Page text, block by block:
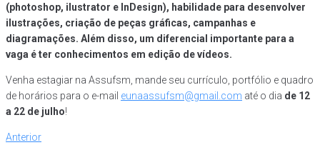
(photoshop, ilustrator e InDesign), habilidade para desenvolver
ilustrações, criação de peças gráficas, campanhas e
diagramações. Além disso, um diferencial importante para a
vaga é ter conhecimentos em edição de vídeos.
Venha estagiar na Assufsm, mande seu currículo, portfólio e quadro
de horários para o e-mail eunaassufsm@gmail.com até o dia de 12
a 22 de julho!
Anterior